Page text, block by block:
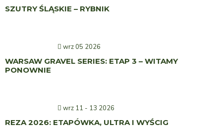
SZUTRY ŚLĄSKIE – RYBNIK
wrz 05 2026
WARSAW GRAVEL SERIES: ETAP 3 – WITAMY
PONOWNIE
wrz 11 - 13 2026
REZA 2026: ETAPÓWKA, ULTRA I WYŚCIG